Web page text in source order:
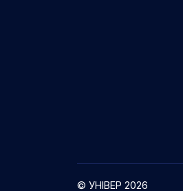
© УНІВЕР 2026